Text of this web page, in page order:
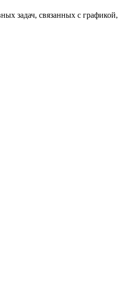
задач, связанных с графикой,